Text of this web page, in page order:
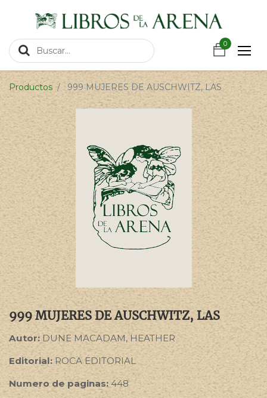
0
0
Productos 999 MUJERES DE AUSCHWITZ, LAS
999 MUJERES DE AUSCHWITZ, LAS
Autor: DUNE MACADAM, HEATHER
Editorial: ROCA EDITORIAL
Numero de paginas: 448